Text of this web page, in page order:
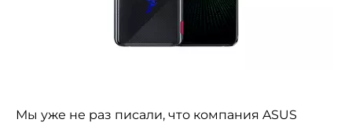
Мы уже не раз писали, что компания ASUS